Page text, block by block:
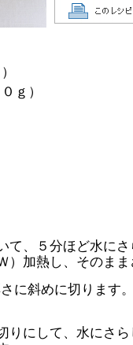
ｇ）
て、５分ほど水に
）加熱し、そのま
に斜めに切ります
りにして、水にさ